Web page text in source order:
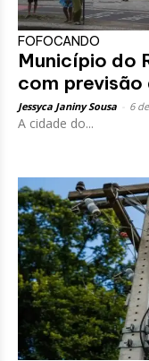
FOFOCANDO
Município do
com
Jessyca Janiny Sousa 6
A cidade do...